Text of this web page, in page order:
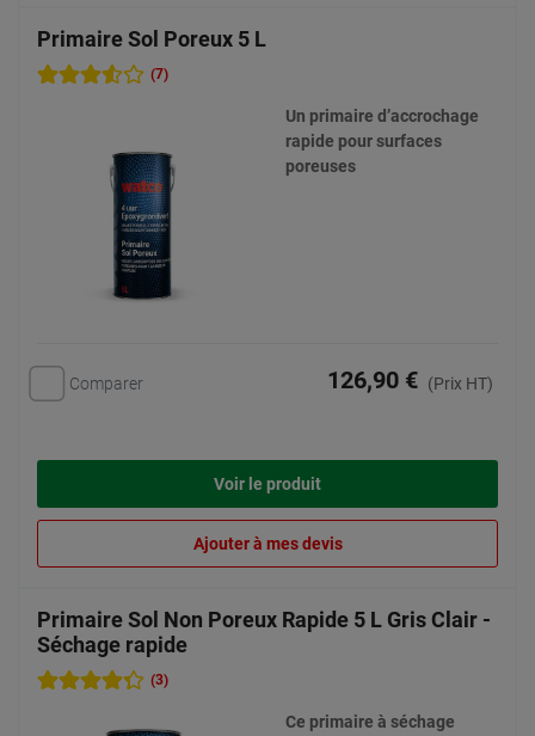
Primaire Sol Poreux 5 L
(7)
Un primaire d’accrochage
rapide pour surfaces
poreuses
Comparer 126,90 € (Prix HT)
Voir le produit
Ajouter à mes devis
Primaire Sol Non Poreux Rapide 5 L Gris Clair -
Séchage rapide
(3)
Ce primaire à séchage